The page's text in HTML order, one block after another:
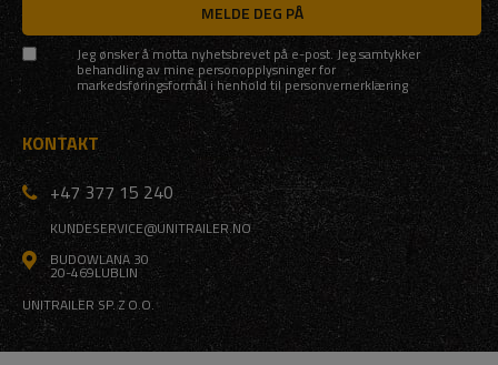
MELDE DEG PÅ
Jeg ønsker å motta nyhetsbrevet på e-post. Jeg samtykker
behandling av mine personopplysninger for
markedsføringsformål i henhold til personvernerklæring
KONTAKT
+47 377 15 240
KUNDESERVICE@UNITRAILER.NO
BUDOWLANA 30
20-469LUBLIN
UNITRAILER SP. Z O.O.